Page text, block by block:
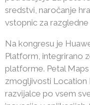
sredstvi, naročanje
vstopnic za
Na kongresu je
Platform, integrirano
platforme. Petal
zmogljivosti Location
razvijalce po vsem